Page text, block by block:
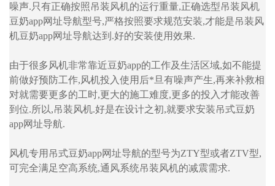
噪声.只有正确按照吊装风机的运行重量,正确选型吊装风机
豆奶app网址导航型号,严格按照要求规范安装,才能是吊装风
机豆奶app网址导航达到.好的安装使用效果.
由于很多风机非常靠近豆奶app的工作及生活区域,如不能提
前做好预防工作,风机投入使用后*旦有噪声产生,再来补救相
对就需要更多的工时,更大的施工难度,更多的投入才能改善
到位.所以,吊装风机.好是在设计之初,就要求安装吊式豆奶
app网址导航.
风机专用吊式豆奶app网址导航的型号为ZTY型或者ZTV型,
可完全满足空高系统,通风系统吊装风机的减震需求.